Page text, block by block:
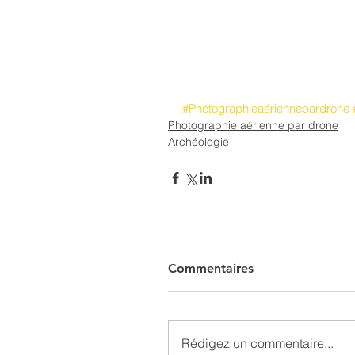
#Photographieaériennepardrone
Photographie aérienne par drone
Archéologie
Commentaires
Rédigez un commentaire...